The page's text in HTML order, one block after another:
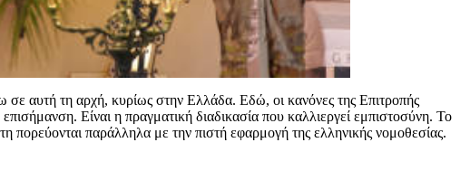
αυτή τη αρχή, κυρίως στην Ελλάδα. Εδώ, οι κανόνες της Επιτροπής
Είναι η πραγματική διαδικασία που καλλιεργεί εμπιστοσύνη. Το
πορεύονται παράλληλα με την πιστή εφαρμογή της ελληνικής νομοθεσίας.